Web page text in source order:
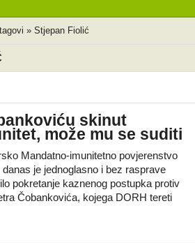
» Stjepan Fiolić
skinut
može mu se suditi
Mandatno-imunitetno povjerenstvo
danas je jednoglasno i bez rasprave
pokretanje kaznenog postupka protiv
Čobankovića, kojega DORH tereti